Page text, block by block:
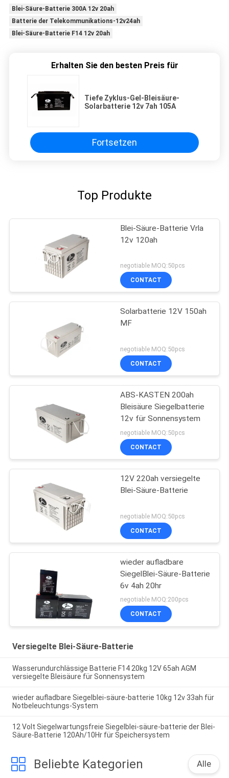
Blei-Säure-Batterie 300A 12v 20ah
Batterie der Telekommunikations-12v24ah
Blei-Säure-Batterie F14 12v 20ah
Erhalten Sie den besten Preis für
Tiefe Zyklus-Gel-Bleisäure-
Solarbatterie 12v 7ah 105A
Fortsetzen
Top Produkte
Blei-Säure-Batterie Vrla
12v 120ah
negotiable MOQ:50pcs
CONTACT
Solarbatterie 12V 150ah
MF
negotiable MOQ:50pcs
CONTACT
ABS-KASTEN 200ah
Bleisäure Siegelbatterie
12v für Sonnensystem
negotiable MOQ:50pcs
CONTACT
12V 220ah versiegelte
Blei-Säure-Batterie
negotiable MOQ:50pcs
CONTACT
wieder aufladbare
SiegelBlei-Säure-Batterie
6v 4ah 20hr
negotiable MOQ:200pcs
CONTACT
Versiegelte Blei-Säure-Batterie
Wasserundurchlässige Batterie F14 20kg 12V 65ah AGM
versiegelte Bleisäure für Sonnensystem
wieder aufladbare Siegelblei-säure-batterie 10kg 12v 33ah für
Notbeleuchtungs-System
12 Volt Siegelwartungsfreie Siegelblei-säure-batterie der Blei-
Säure-Batterie 120Ah/10Hr für Speichersystem
Beliebte Kategorien Alle